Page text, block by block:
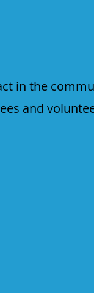
in the
and